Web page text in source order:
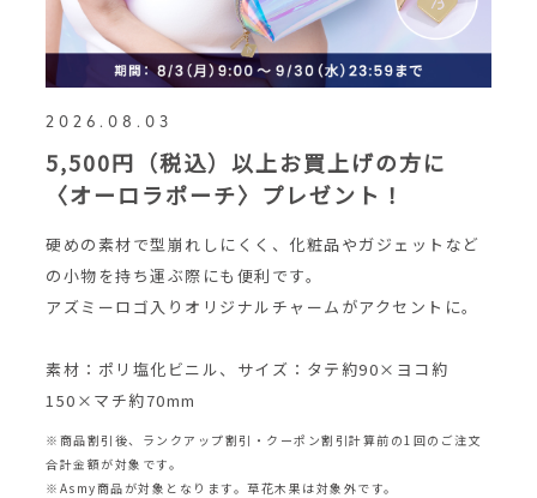
2026.08.03
5,500円（税込）以上お買上げの方に
〈オーロラポーチ〉プレゼント！
硬めの素材で型崩れしにくく、化粧品やガジェットなど
の小物を持ち運ぶ際にも便利です。
アズミーロゴ入りオリジナルチャームがアクセントに。
素材：ポリ塩化ビニル、サイズ：タテ約90×ヨコ約
150×マチ約70mm
※商品割引後、ランクアップ割引・クーポン割引計算前の1回のご注文
合計金額が対象です。
※Asmy商品が対象となります。草花木果は対象外です。